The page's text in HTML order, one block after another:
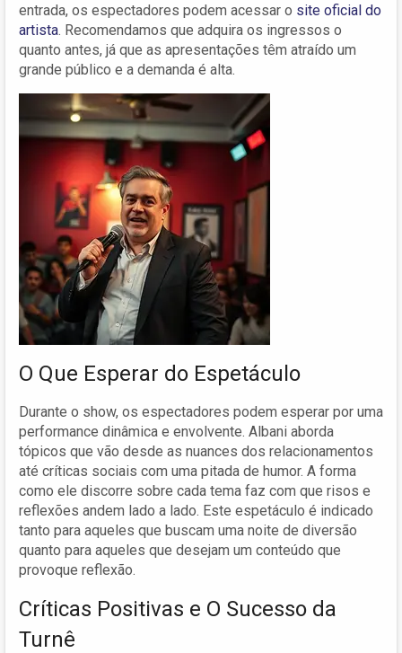
entrada, os espectadores podem acessar o site oficial do
artista. Recomendamos que adquira os ingressos o
quanto antes, já que as apresentações têm atraído um
grande público e a demanda é alta.
O Que Esperar do Espetáculo
Durante o show, os espectadores podem esperar por uma
performance dinâmica e envolvente. Albani aborda
tópicos que vão desde as nuances dos relacionamentos
até críticas sociais com uma pitada de humor. A forma
como ele discorre sobre cada tema faz com que risos e
reflexões andem lado a lado. Este espetáculo é indicado
tanto para aqueles que buscam uma noite de diversão
quanto para aqueles que desejam um conteúdo que
provoque reflexão.
Críticas Positivas e O Sucesso da
Turnê